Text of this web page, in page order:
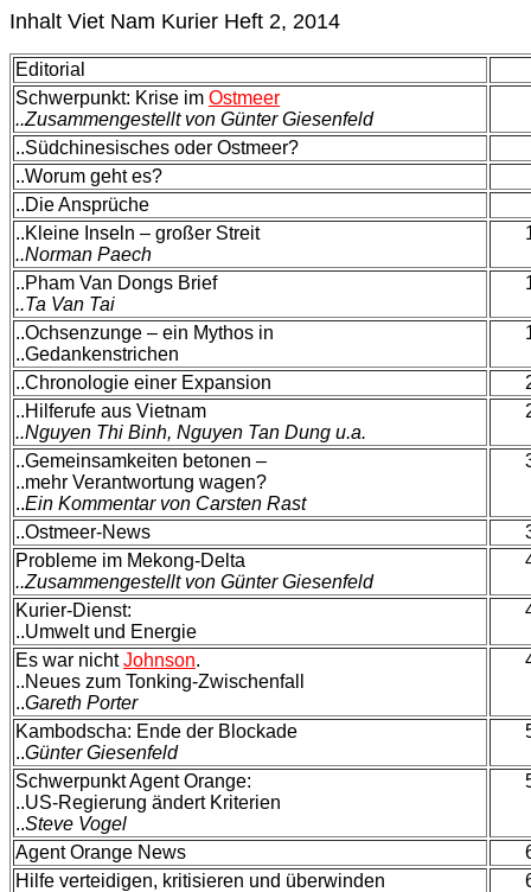
Inhalt Viet Nam Kurier Heft 2, 2014
Editorial
Schwerpunkt: Krise im Ostmeer
..Zusammengestellt von Günter Giesenfeld
..Südchinesisches oder Ostmeer?
..Worum geht es?
..Die Ansprüche
..Kleine Inseln – großer Streit
..Norman Paech
..Pham Van Dongs Brief
..Ta Van Tai
..Ochsenzunge – ein Mythos in
..Gedankenstrichen
..Chronologie einer Expansion
..Hilferufe aus Vietnam
..Nguyen Thi Binh, Nguyen Tan Dung u.a.
..Gemeinsamkeiten betonen –
..mehr Verantwortung wagen?
..Ein Kommentar von Carsten Rast
..Ostmeer-News
Probleme im Mekong-Delta
..Zusammengestellt von Günter Giesenfeld
Kurier-Dienst:
..Umwelt und Energie
Es war nichtJohnson.
..Neues zum Tonking-Zwischenfall
..Gareth Porter
Kambodscha: Ende der Blockade
..Günter Giesenfeld
Schwerpunkt Agent Orange:
..US-Regierung ändert Kriterien
..Steve Vogel
Agent Orange News
Hilfe verteidigen, kritisieren und überwinden